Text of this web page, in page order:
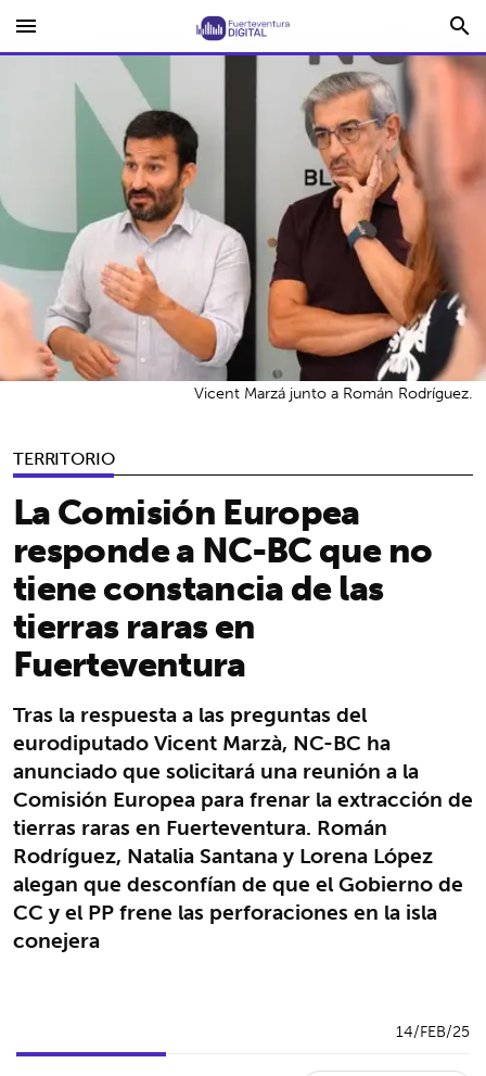
menu search
TERRITORIO
La Comisión Europea
responde a NC-BC que no
tiene constancia de las
tierras raras en
Fuerteventura
Tras la respuesta a las preguntas del
eurodiputado Vicent Marzà, NC-BC ha
anunciado que solicitará una reunión a la
Comisión Europea para frenar la extracción de
tierras raras en Fuerteventura. Román
Rodríguez, Natalia Santana y Lorena López
alegan que desconfían de que el Gobierno de
CC y el PP frene las perforaciones en la isla
conejera
Vicent Marzá junto a Román Rodríguez.
14/FEB/25